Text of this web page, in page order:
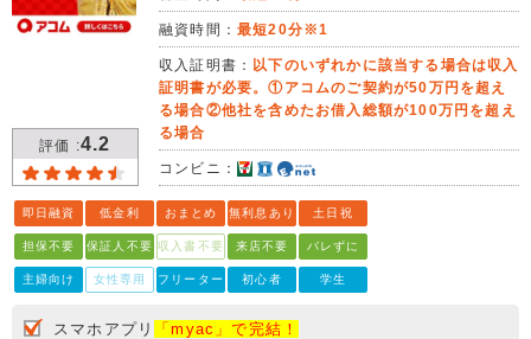
評価 :4.2
融資時間： 最短20分※1
収入証明書： 以下のいずれかに該当する場合は収入
証明書が必要。①アコムのご契約が50万円を超え
る場合②他社を含めたお借入総額が100万円を超え
る場合
コンビニ：
即日融資 低金利 おまとめ 無利息あり 土日祝
担保不要 保証人不要 収入書不要 来店不要 バレずに
主婦向け 女性専用 フリーター 初心者 学生
スマホアプリ
「myac」で完結！